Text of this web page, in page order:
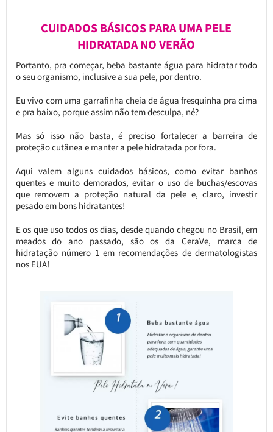
CUIDADOS BÁSICOS PARA UMA PELE
HIDRATADA NO VERÃO
Portanto, pra começar, beba bastante água para hidratar todo
o seu organismo, inclusive a sua pele, por dentro.
Eu vivo com uma garrafinha cheia de água fresquinha pra cima
e pra baixo, porque assim não tem desculpa, né?
Mas só isso não basta, é preciso fortalecer a barreira de
proteção cutânea e manter a pele hidratada por fora.
Aqui valem alguns cuidados básicos, como evitar banhos
quentes e muito demorados, evitar o uso de buchas/escovas
que removem a proteção natural da pele e, claro, investir
pesado em bons hidratantes!
E os que uso todos os dias, desde quando chegou no Brasil, em
meados do ano passado, são os da CeraVe, marca de
hidratação número 1 em recomendações de dermatologistas
nos EUA!